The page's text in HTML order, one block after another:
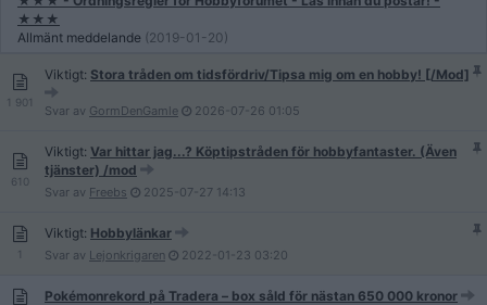
★★★
Allmänt meddelande (2019-01-20)
1 901
Viktigt: Stora tråden om tidsfördriv/Tipsa mig om en hobby! [/Mod]
Svar av GormDenGamle 2026-07-26 01:05
610
Viktigt: Var hittar jag...? Köptipstråden för hobbyfantaster. (Även
tjänster) /mod
Svar av Freebs 2025-07-27 14:13
1
Viktigt: Hobbylänkar
Svar av Lejonkrigaren 2022-01-23 03:20
Pokémonrekord på Tradera – box såld för nästan 650 000 kronor